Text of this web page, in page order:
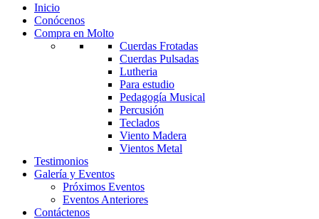
Inicio
Conócenos
Compra en Molto
Cuerdas Frotadas
Cuerdas Pulsadas
Lutheria
Para estudio
Pedagogía Musical
Percusión
Teclados
Viento Madera
Vientos Metal
Testimonios
Galería y Eventos
Próximos Eventos
Eventos Anteriores
Contáctenos